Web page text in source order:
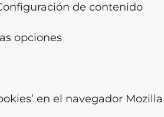
de contenido
opciones
en el navegador